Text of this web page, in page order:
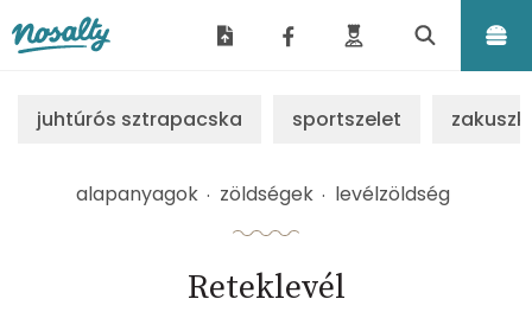
juhtúrós sztrapacska sportszelet
alapanyagok zöldségek levélzöldség
Reteklevél